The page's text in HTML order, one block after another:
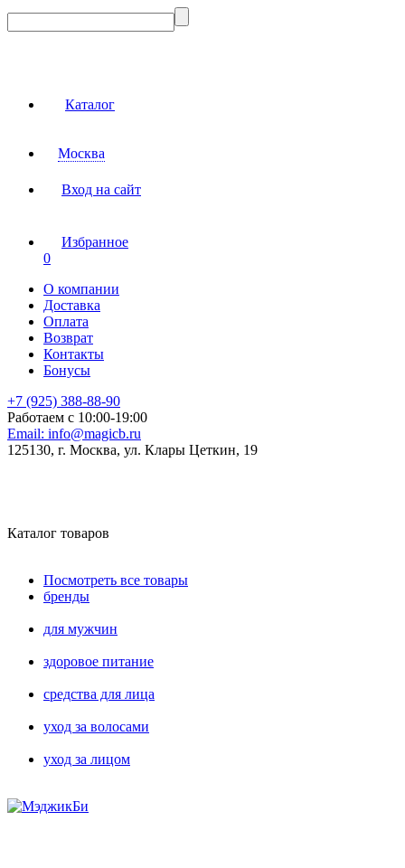
Каталог
Москва
Вход на сайт
Избранное
0
О компании
Доставка
Оплата
Возврат
Контакты
Бонусы
+7 (925) 388-88-90
Работаем с 10:00-19:00
Email: info@magicb.ru
125130, г. Москва, ул. Клары Цеткин, 19
Каталог товаров
Посмотреть все товары
бренды
для мужчин
здоровое питание
средства для лица
уход за волосами
уход за лицом